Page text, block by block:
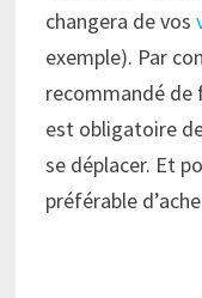
changera de vos
exemple). Par
recommandé de
est obligatoire
se déplacer. Et
préférable